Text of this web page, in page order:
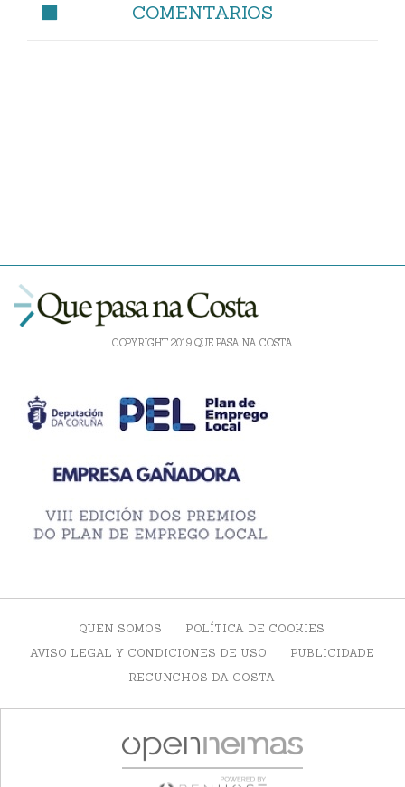
COMENTARIOS
COPYRIGHT 2019 QUE PASA NA COSTA
QUEN SOMOS
POLÍTICA DE COOKIES
AVISO LEGAL Y CONDICIONES DE USO
PUBLICIDADE
RECUNCHOS DA COSTA